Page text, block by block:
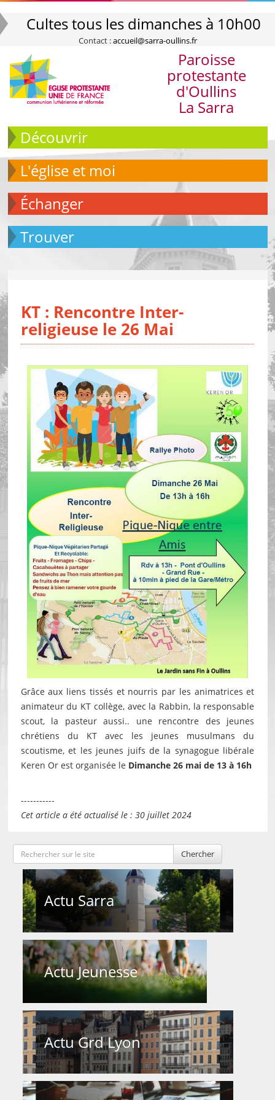
Cultes tous les dimanches à 10h00
Contact :accueil@sarra-oullins.fr
Paroisse
protestante
d'Oullins
La Sarra
Découvrir
L'église et moi
échanger
Trouver
KT : Rencontre Inter-
religieuse le 26 Mai
Grâce aux liens tissés et nourris par les animatrices et
animateur du KT collège, avec la Rabbin, la responsable
scout, la pasteur aussi.. une rencontre des jeunes
chrétiens du KT avec les jeunes musulmans du
scoutisme, et les jeunes juifs de la synagogue libérale
Keren Or est organisée le Dimanche 26 mai de 13 à 16h
-----------
Cet article a été actualisé le : 30 juillet 2024
Chercher
Actu Sarra
Actu Jeunesse
Actu Grd Lyon